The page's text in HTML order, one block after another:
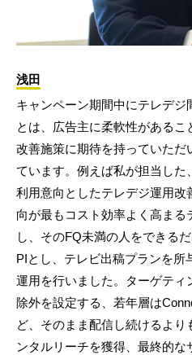
浅田
キャンペーン期間中にテレデジ
とは、広告主に柔軟性がある
改善施策に期待を持っていただ
ています。例えば私が担当した
利用意向としたテレデジ運用
向が最もコスト効率よく高ま
し、そのFQ未満の人をできる
PIとし、テレビ出稿プランを
運用を行いました。ターゲティ
除外を設定する、若年層は
ど、そのまま配信し続けるより
ンタルリーチを獲得、最終的